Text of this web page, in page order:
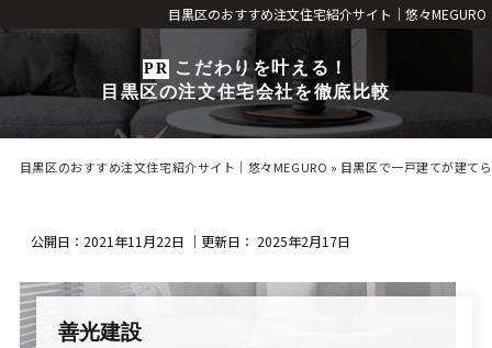
目黒区のおすすめ注文住宅紹介サイト｜悠々MEGURO
こだわりを叶える！
目黒区の注文住宅会社を徹底比較
目黒区のおすすめ注文住宅紹介サイト｜悠々MEGURO » 目黒区で一戸建てが建て
公開日： 2021年11月22日 ｜更新日： 2025年2月17日
善光建設